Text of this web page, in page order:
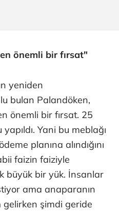
önemli bir fırsat"
yeniden
bulan Palandöken,
önemli bir fırsat. 25
Yani bu meblağı
planına alındığını
faizin faiziyle
büyük bir yük. İnsanlar
ama anaparanın
gelirken şimdi geride